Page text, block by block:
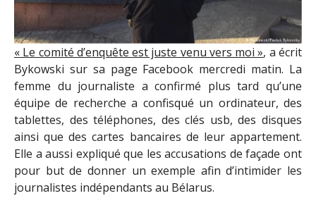
« Le comité d’enquête est juste venu vers moi », a écrit
Bykowski sur sa page Facebook mercredi matin. La
femme du journaliste a confirmé plus tard qu’une
équipe de recherche a confisqué un ordinateur, des
tablettes, des téléphones, des clés usb, des disques
ainsi que des cartes bancaires de leur appartement.
Elle a aussi expliqué que les accusations de façade ont
pour but de donner un exemple afin d’intimider les
journalistes indépendants au Bélarus.